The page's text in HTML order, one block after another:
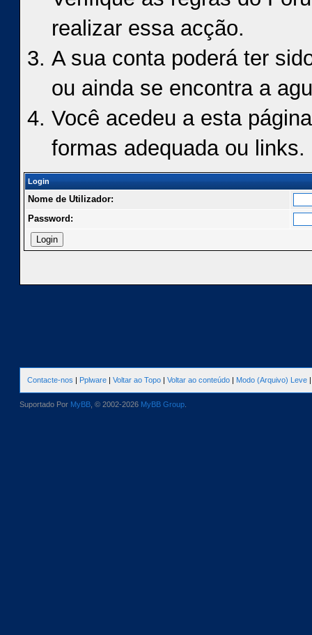
realizar essa acção.
A sua conta poderá ter
ou ainda se encontra a
Você acedeu a esta
formas adequada ou links.
Login
Nome de Utilizador:
Password:
Contacte-nos | Pplware | Voltar ao Topo | Voltar ao conteúdo | Modo (Arquivo) Leve
Suportado Por MyBB , © 2002-2026 MyBB Group